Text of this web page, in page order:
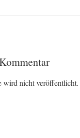
wird nicht veröffentlicht.